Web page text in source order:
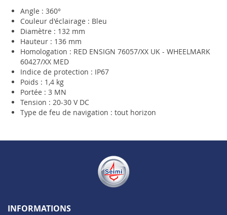
Angle : 360°
Couleur d'éclairage : Bleu
Diamètre : 132 mm
Hauteur : 136 mm
Homologation : RED ENSIGN 76057/XX UK - WHEELMARK
60427/XX MED
Indice de protection : IP67
Poids : 1,4 kg
Portée : 3 MN
Tension : 20-30 V DC
Type de feu de navigation : tout horizon
INFORMATIONS